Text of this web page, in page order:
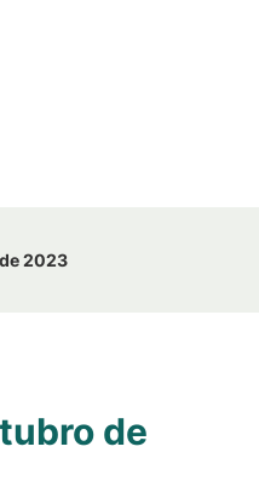
2023
de